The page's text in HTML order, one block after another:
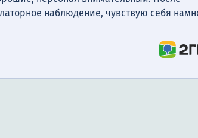
наблюдение, чувствую себя